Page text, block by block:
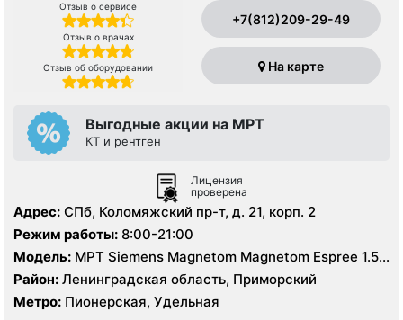
Отзыв о сервисе
Отзыв о врачах
Отзыв об оборудовании
+7(812)209-29-49
На карте
Выгодные акции на МРТ
КТ и рентген
Лицензия
проверена
Адрес: СПб, Коломяжский пр-т, д. 21, корп. 2
Режим работы: 8:00-21:00
Модель: МРТ Siemens Magnetom Magnetom Espree 1.5
Тесла, КТ Philips Ingenuity Elite 128 срезов
Район: Ленинградская область, Приморский
Метро: Пионерская, Удельная